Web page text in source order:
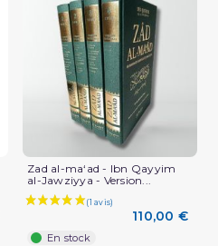
Zad al-ma‘ad - Ibn Qayyim
al-Jawziyya - Version...
110,00 €
En stock